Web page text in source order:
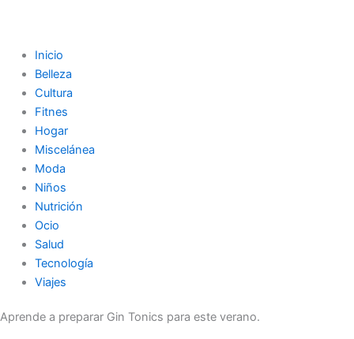
Inicio
Belleza
Cultura
Fitnes
Hogar
Miscelánea
Moda
Niños
Nutrición
Ocio
Salud
Tecnología
Viajes
Aprende a preparar Gin Tonics para este verano.